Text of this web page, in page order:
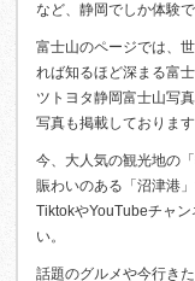
など、静岡でしか体験
富士山のページでは、
れば知るほど深まる富
ツトヨタ静岡富士山写
写真も掲載しております
今、大人気の観光地の
賑わいのある「沼津港
TiktokやYouTubeチャ
い。
話題のグルメや今行き